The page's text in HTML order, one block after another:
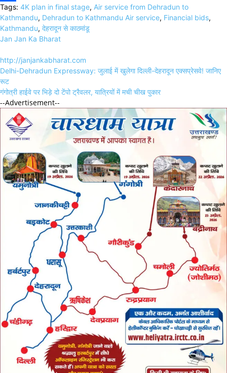
Link
Share
Tags: 4K plan in final stage, Air service from Dehradun to
Kathmandu, Dehradun to Kathmandu Air service, Financial bids,
Kathmandu, देहरादून से काठमांडू
Jan Jan Ka Bharat
http://janjankabharat.com
Post
navigation
Delhi-Dehradun Expressway: जुलाई में खुलेगा दिल्ली-देहरादून एक्सप्रेसवे! जानिए
रूट
गंगोत्री हाईवे पर भिड़े दो टेंपो ट्रैवलर, यात्रियों में मची चीख पुकार
--Advertisement--